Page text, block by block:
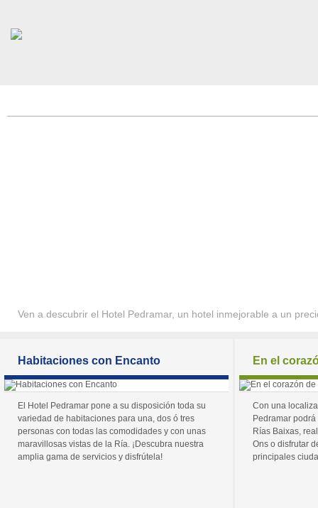
Ven a descubrir el Hotel Pedramar, un hotel inmejorable a un
Habitaciones con Encanto
El Hotel Pedramar pone a su disposición toda su
variedad de habitaciones para una, dos ó tres
personas con todas las comodidades y con unas
maravillosas vistas de la Ría. ¡Descubra nuestra
amplia gama de servicios y disfrútela!
En el
Con una
Pedramar
Rías Baixas,
Ons o disfrutar
principales